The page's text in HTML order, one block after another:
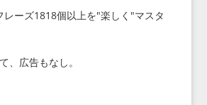
レーズ1818個以上を"楽しく"マスタ
、広告もなし。